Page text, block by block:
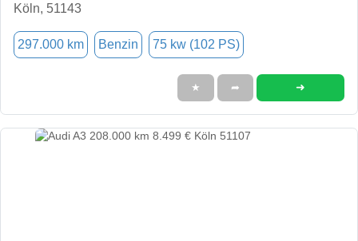
Köln, 51143
297.000 km Benzin 75 kw (102 PS)
★ ➦ ➜